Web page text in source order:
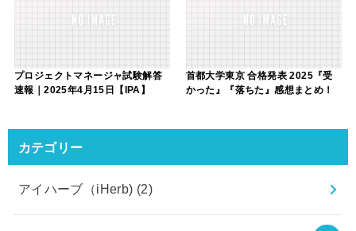
プロジェクトマネージャ試験解答
速報｜2025年4月15日【IPA】
首都大学東京 合格発表 2025『受
かった』『落ちた』感想まとめ！
カテゴリー
アイハーブ（iHerb) (2)